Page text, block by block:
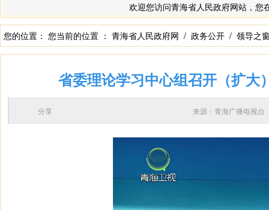
欢迎您访问青海省人民政府网站，您
您的位置： 您当前的位置 ： 青海省人民政府网 / 政务公开 / 领导之
省委理论学习中心组召开（扩大
来源：青海广播电视
分享